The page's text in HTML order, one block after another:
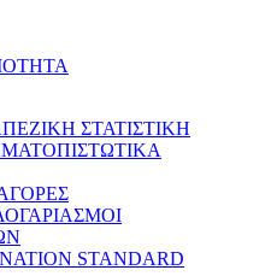
ΣΤΑΤΙΣΤΙΚΗ
STANDARD